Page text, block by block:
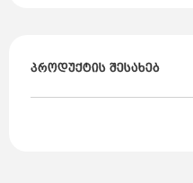
პროდუქტის შესახებ